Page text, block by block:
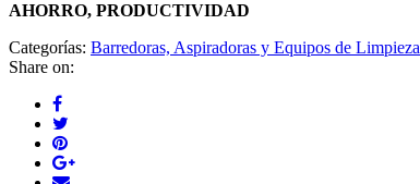
AHORRO, PRODUCTIVIDAD
Categorías: Barredoras, Aspiradoras y Equipos de Limpieza
Share on: